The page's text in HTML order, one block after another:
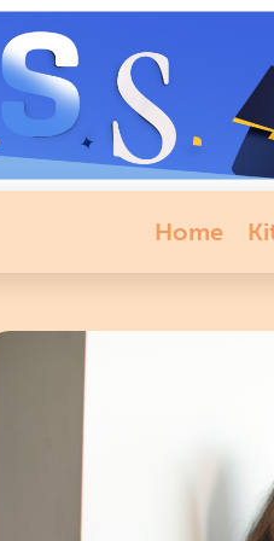
Home